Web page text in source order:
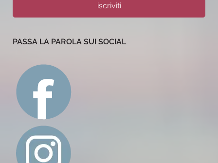
iscriviti
PASSA LA PAROLA SUI SOCIAL